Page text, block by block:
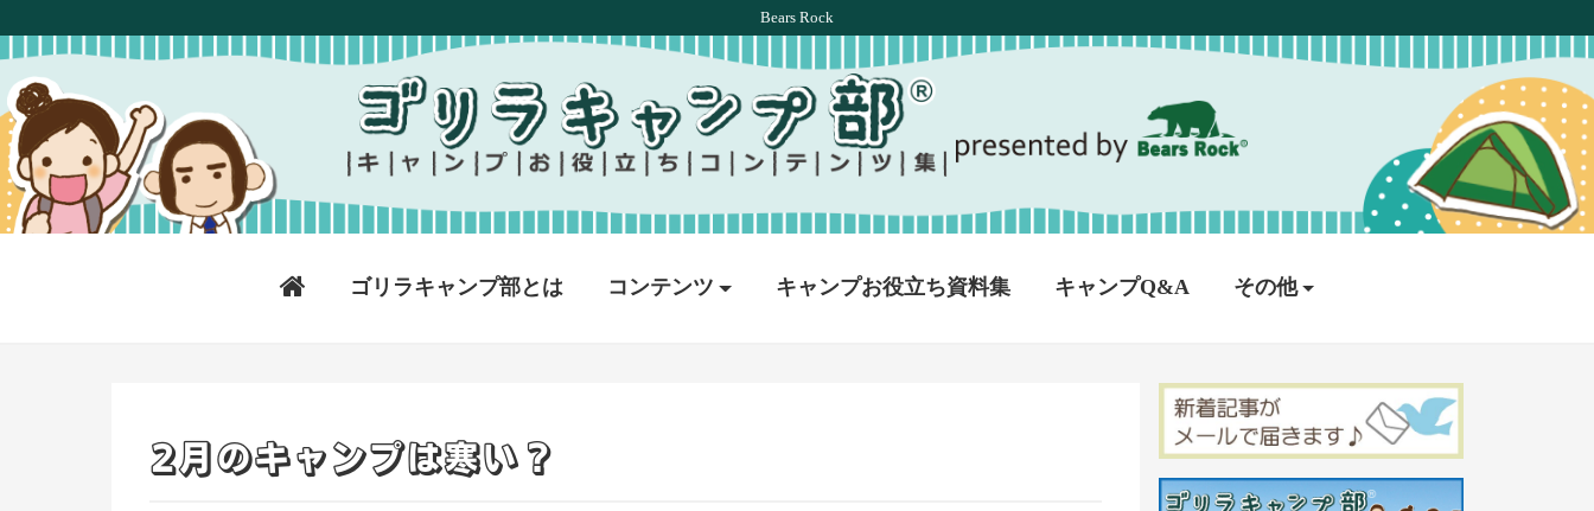
Bears Rock
ゴリラキャンプ部とは コンテンツ キャンプお役立ち資料集 キャンプQ&A その他
2月のキャンプは寒い？